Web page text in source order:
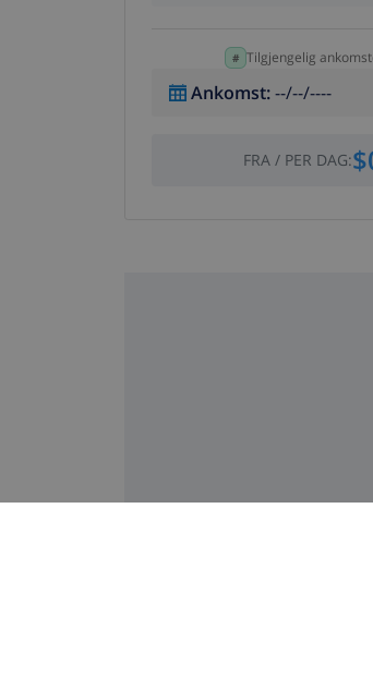
Tilgjengelig
Ankomst:--/--/----
FRA / PER DAG: